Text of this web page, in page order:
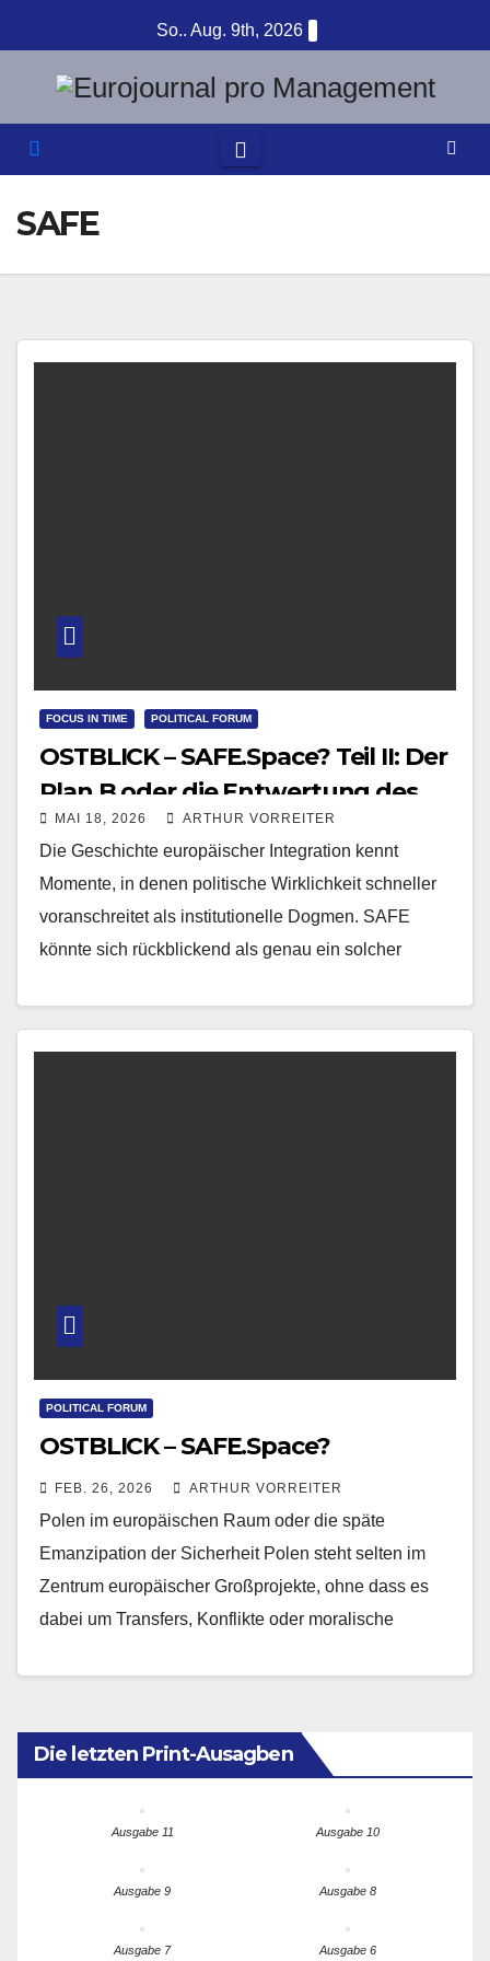
Inhalt
springen
So.. Aug. 9th, 2026
SAFE
FOCUS IN TIME POLITICAL FORUM
OSTBLICK – SAFE.Space? Teil II: Der
Plan B oder die Entwertung des
Vetos
MAI 18, 2026 ARTHUR VORREITER
Die Geschichte europäischer Integration kennt
Momente, in denen politische Wirklichkeit schneller
voranschreitet als institutionelle Dogmen. SAFE
könnte sich rückblickend als genau ein solcher
POLITICAL FORUM
OSTBLICK – SAFE.Space?
FEB. 26, 2026 ARTHUR VORREITER
Polen im europäischen Raum oder die späte
Emanzipation der Sicherheit Polen steht selten im
Zentrum europäischer Großprojekte, ohne dass es
dabei um Transfers, Konflikte oder moralische
Die letzten Print-Ausagben
Ausgabe 11 Ausgabe 10
Ausgabe 9 Ausgabe 8
Ausgabe 7 Ausgabe 6